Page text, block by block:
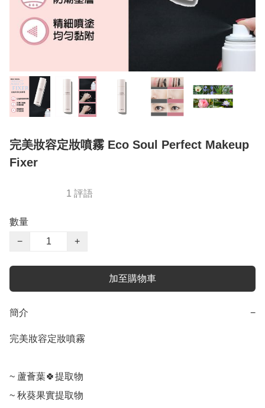
完美妝容定妝噴霧 Eco Soul Perfect Makeup
Fixer
1 評語
數量
−
+
加至購物車
簡介 −
完美妝容定妝噴霧
~ 蘆薈葉🍀提取物
~ 秋葵果實提取物